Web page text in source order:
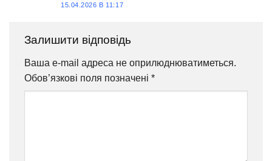
15.04.2026 В 11:17
Залишити відповідь
Ваша e-mail адреса не оприлюднюватиметься.
Обов’язкові поля позначені *